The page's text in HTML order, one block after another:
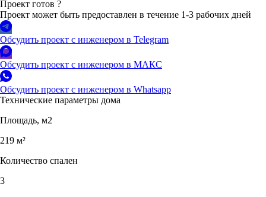
Проект готов ?
Проект может быть предоставлен в течение 1-3 рабочих дней
Обсудить проект с инженером в Telegram
Обсудить проект с инженером в МАКС
Обсудить проект с инженером в Whatsapp
Технические параметры дома
Площадь, м2
219 м²
Количество спален
3